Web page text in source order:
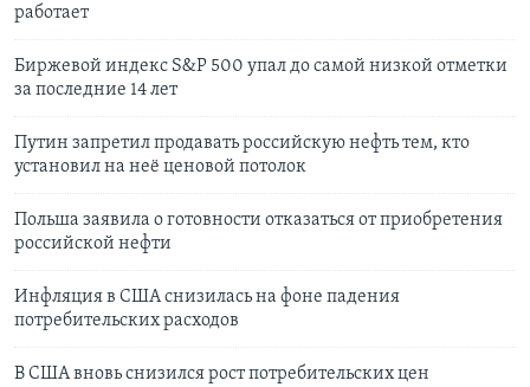
работает
Биржевой индекс S&P 500 упал до самой низкой отметки
за последние 14 лет
Путин запретил продавать российскую нефть тем, кто
установил на неё ценовой потолок
Польша заявила о готовности отказаться от приобретения
российской нефти
Инфляция в США снизилась на фоне падения
потребительских расходов
В США вновь снизился рост потребительских цен